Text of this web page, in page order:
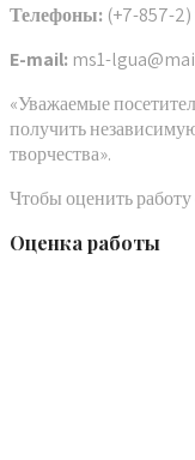
Телефоны: (+7-857-
E-mail: ms1-
«Уважаемые
получить
творчества».
Чтобы оценить
Оценка работы